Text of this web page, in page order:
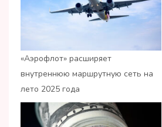
«Аэрофлот» расширяет
внутреннюю маршрутную сеть на
лето 2025 года